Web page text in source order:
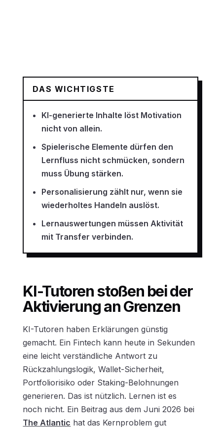
DAS WICHTIGSTE
KI-generierte Inhalte löst Motivation
nicht von allein.
Spielerische Elemente dürfen den
Lernfluss nicht schmücken, sondern
muss Übung stärken.
Personalisierung zählt nur, wenn sie
wiederholtes Handeln auslöst.
Lernauswertungen müssen Aktivität
mit Transfer verbinden.
KI-Tutoren stoßen bei der
Aktivierung an Grenzen
KI-Tutoren haben Erklärungen günstig
gemacht. Ein Fintech kann heute in Sekunden
eine leicht verständliche Antwort zu
Rückzahlungslogik, Wallet-Sicherheit,
Portfoliorisiko oder Staking-Belohnungen
generieren. Das ist nützlich. Lernen ist es
noch nicht. Ein Beitrag aus dem Juni 2026 bei
The Atlantic hat das Kernproblem gut